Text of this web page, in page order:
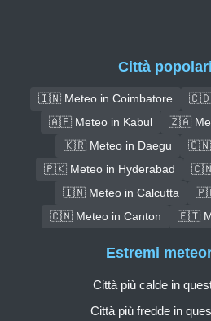
Città
🇮🇳 Meteo in Coimbatore
🇨🇩
🇦🇫 Meteo in Kabul
🇿🇦
🇰🇷 Meteo in Daegu
🇨🇳
🇵🇰 Meteo in Hyderabad
🇨🇳
🇮🇳 Meteo in Calcutta
🇨🇳 Meteo in Canton
🇪🇹
Estremi
Città più calde in
Città più fredde in